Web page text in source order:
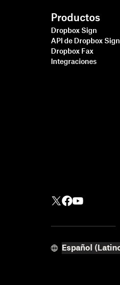
Productos
Dropbox Sign
API de Dropbox Sign
Dropbox Fax
Integraciones